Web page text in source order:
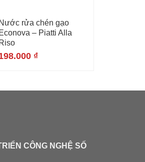
Nước rửa chén gạo
Econova – Piatti Alla
Riso
₫
CÔNG NGHỆ SỐ